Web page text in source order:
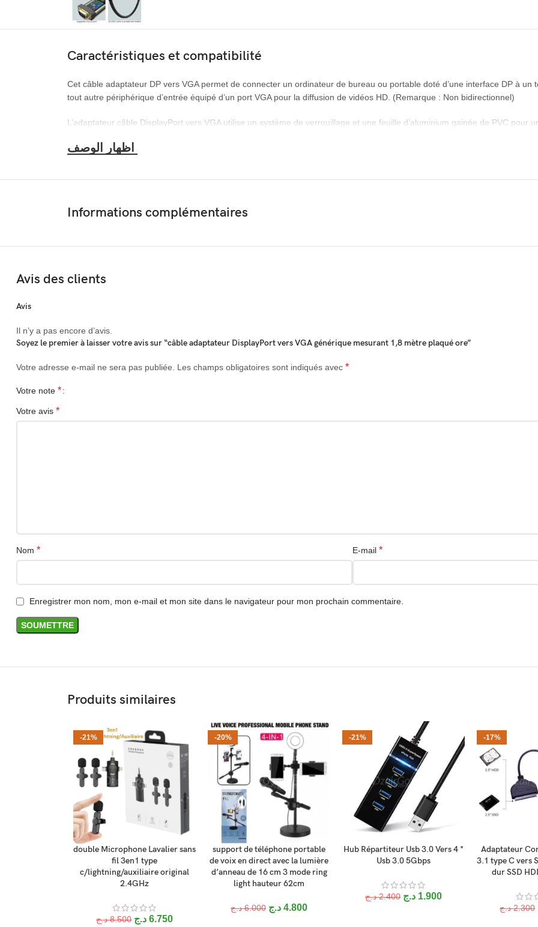
Caractéristiques et compatibilité
Cet câble adaptateur DP vers VGA permet de connecter un ordinateur de bureau ou portable doté d’une interface DP à
tout autre périphérique d’entrée équipé d’un port VGA pour la diffusion de vidéos HD. (Remarque : Non bidirectionnel)
L’adaptateur câble DisplayPort vers VGA utilise un système de verrouillage et une feuille d’aluminium gainée de PVC pour
résistance à l’oxydation et à la corrosion.
conférence, les écoles, les salles de formation ou comme écran de projection intérieur et extérieur. Un indispensable pour
Informations complémentaires
Avis des clients
Avis
Il n’y a pas encore d’avis.
Soyez le premier à laisser votre avis sur “câble adaptateur DisplayPort vers VGA générique mesurant 1,8 mètre plaqué ore”
Votre adresse e-mail ne sera pas publiée. Les champs obligatoires sont indiqués avec *
Votre note *
Votre avis *
Nom * E-mail *
Enregistrer mon nom, mon e-mail et mon site dans le navigateur pour mon prochain commentaire.
Produits similaires
-21%
AJOUTER AU PANIER
double Microphone Lavalier sans
fil 3en1 type
c/lightning/auxiliaire original
2.4GHz
8.500 د.ج 6.750 د.ج
-20%
AJOUTER AU PANIER
support de téléphone portable
de voix en direct avec la lumière
d’anneau de 16 cm 3 mode ring
light hauteur 62cm
6.000 د.ج 4.800 د.ج
-21%
AJOUTER AU PANIER
Hub Répartiteur Usb 3.0 Vers 4 *
Usb 3.0 5Gbps
2.400 د.ج 1.900 د.ج
-17%
AJOUTER AU
Adaptateur
3.1 type C vers
dur SSD
2.300 د.ج